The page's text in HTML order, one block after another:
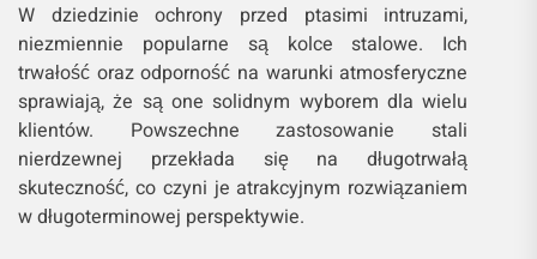
W dziedzinie ochrony przed ptasimi intruzami,
niezmiennie popularne są kolce stalowe. Ich
trwałość oraz odporność na warunki atmosferyczne
sprawiają, że są one solidnym wyborem dla wielu
klientów. Powszechne zastosowanie stali
nierdzewnej przekłada się na długotrwałą
skuteczność, co czyni je atrakcyjnym rozwiązaniem
w długoterminowej perspektywie.